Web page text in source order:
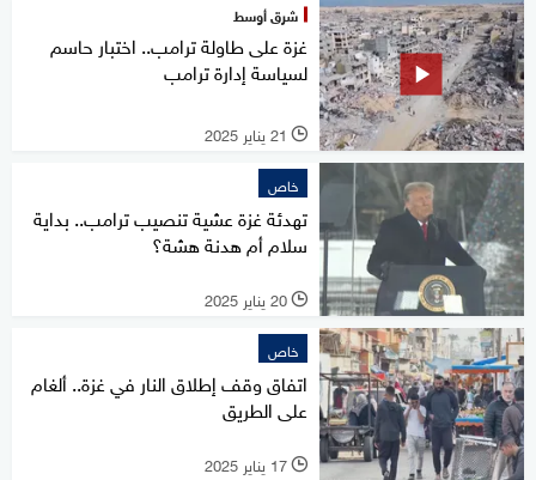
شرق أوسط
غزة على طاولة ترامب.. اختبار حاسم
لسياسة إدارة ترامب
l 21 يناير 2025
خاص
تهدئة غزة عشية تنصيب ترامب.. بداية
سلام أم هدنة هشة؟
l 20 يناير 2025
خاص
اتفاق وقف إطلاق النار في غزة.. ألغام
على الطريق
l 17 يناير 2025